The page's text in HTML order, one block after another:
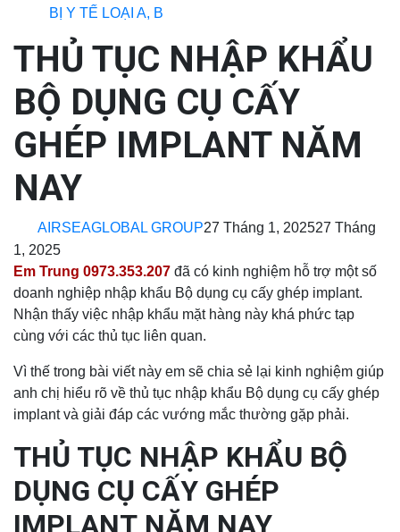
BỊ Y TẾ LOẠI A, B
THỦ TỤC NHẬP KHẨU
BỘ DỤNG CỤ CẤY
GHÉP IMPLANT NĂM
NAY
AIRSEAGLOBAL GROUP27 Tháng 1, 202527 Tháng
1, 2025
Em Trung 0973.353.207 đã có kinh nghiệm hỗ trợ một số
doanh nghiệp nhập khẩu Bộ dụng cụ cấy ghép implant.
Nhận thấy việc nhập khẩu mặt hàng này khá phức tạp
cùng với các thủ tục liên quan.
Vì thế trong bài viết này em sẽ chia sẻ lại kinh nghiệm giúp
anh chị hiểu rõ về thủ tục nhập khẩu Bộ dụng cụ cấy ghép
implant và giải đáp các vướng mắc thường gặp phải.
THỦ TỤC NHẬP KHẨU BỘ
DỤNG CỤ CẤY GHÉP
IMPLANT NĂM NAY